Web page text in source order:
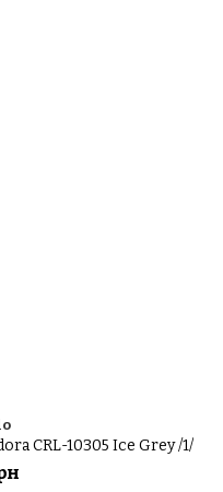
CRL-10305 Ice Grey /1/